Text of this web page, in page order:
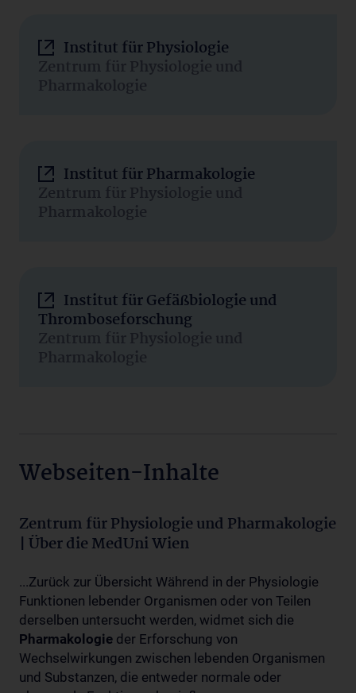
Institut für Physiologie
Zentrum für Physiologie und
Pharmakologie
Institut für Pharmakologie
Zentrum für Physiologie und
Pharmakologie
Institut für Gefäßbiologie und
Thromboseforschung
Zentrum für Physiologie und
Pharmakologie
Webseiten-Inhalte
Zentrum für Physiologie und Pharmakologie
| Über die MedUni Wien
...Zurück zur Übersicht Während in der Physiologie
Funktionen lebender Organismen oder von Teilen
derselben untersucht werden, widmet sich die
Pharmakologie der Erforschung von
Wechselwirkungen zwischen lebenden Organismen
und Substanzen, die entweder normale oder